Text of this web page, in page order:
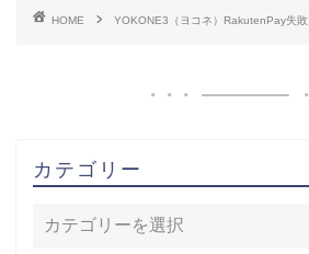
HOME YOKONE3（ヨコネ）RakutenPay失敗
カテゴリー